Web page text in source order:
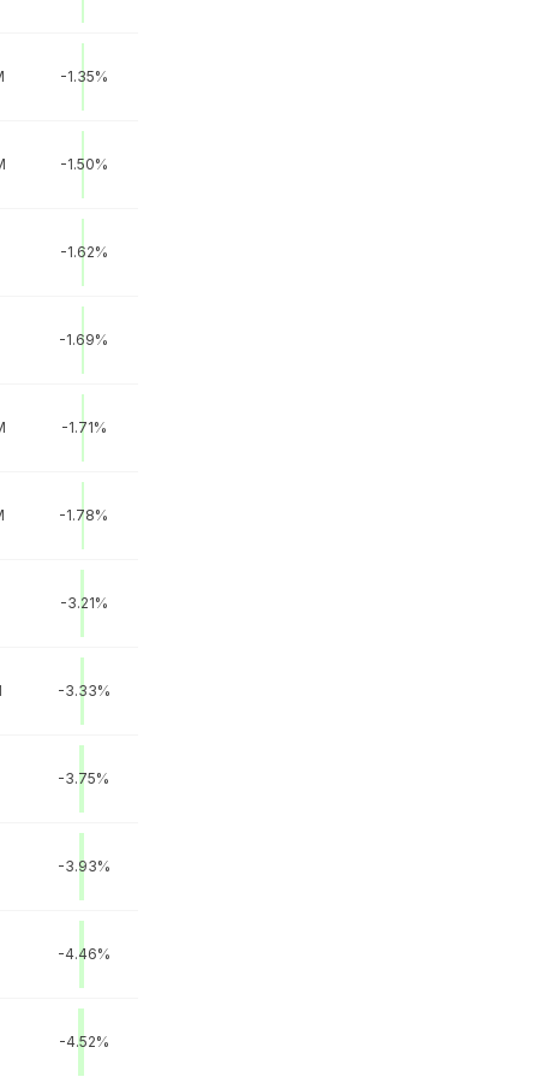
-1.35%
-1.50%
-1.62%
-1.69%
-1.71%
-1.78%
-3.21%
-3.33%
-3.75%
-3.93%
-4.46%
-4.52%